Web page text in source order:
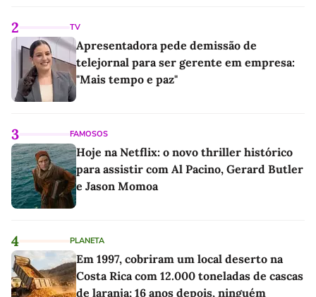
2 TV
Apresentadora pede demissão de
telejornal para ser gerente em empresa:
"Mais tempo e paz"
3 FAMOSOS
Hoje na Netflix: o novo thriller histórico
para assistir com Al Pacino, Gerard Butler
e Jason Momoa
4 PLANETA
Em 1997, cobriram um local deserto na
Costa Rica com 12.000 toneladas de cascas
de laranja; 16 anos depois, ninguém